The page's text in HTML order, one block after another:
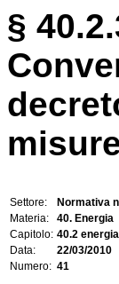
§
Settore:
Normativa
Materia:
40. Energia
Capitolo: 40.2
Data:
22/03/2010
Numero: 41